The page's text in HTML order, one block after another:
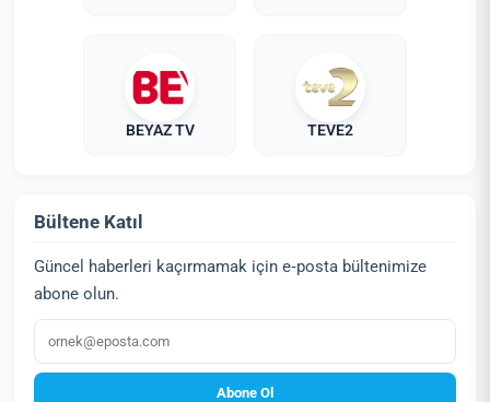
BEYAZ TV TEVE2
Bültene Katıl
Güncel haberleri kaçırmamak için e‑posta bültenimize
abone olun.
E‑posta
Abone Ol